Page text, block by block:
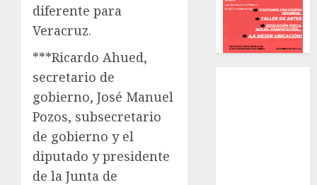
diferente para
Veracruz.
***Ricardo Ahued,
secretario de
gobierno, José Manuel
Pozos, subsecretario
de gobierno y el
diputado y presidente
de la Junta de